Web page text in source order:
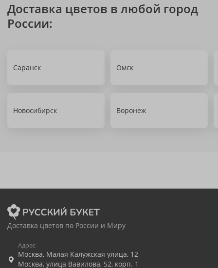
Доставка цветов в любой город
России:
Саранск Омск
Новосибирск Воронеж
Доставка цветов по России и Миру
Адрес
Москва, Малая Калужская улица, 12
Москва, улица Вавилова, 52, корп. 1